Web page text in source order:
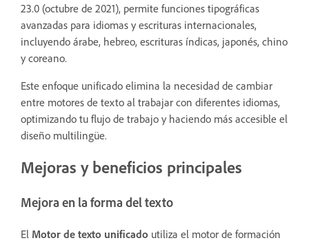
23.0 (octubre de 2021), permite funciones tipográficas
avanzadas para idiomas y escrituras internacionales,
incluyendo árabe, hebreo, escrituras índicas, japonés, chino
y coreano.
Este enfoque unificado elimina la necesidad de cambiar
entre motores de texto al trabajar con diferentes idiomas,
optimizando tu flujo de trabajo y haciendo más accesible el
diseño multilingüe.
Mejoras y beneficios principales
Mejora en la forma del texto
El Motor de texto unificado utiliza el motor de formación